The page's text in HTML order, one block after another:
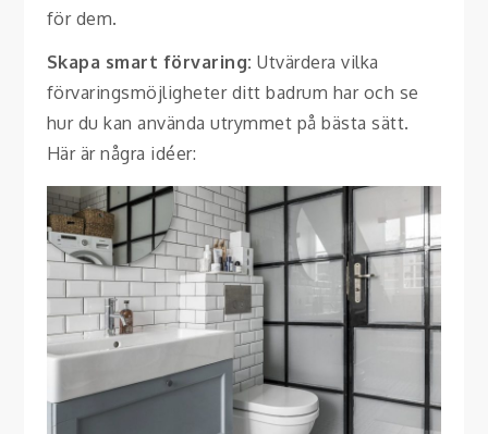
för dem.
Skapa smart förvaring:Utvärdera vilka
förvaringsmöjligheter ditt badrum har och se
hur du kan använda utrymmet på bästa sätt.
Här är några idéer: